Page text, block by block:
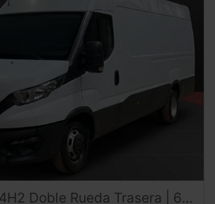
Doble Rueda Trasera | 66.000 km | Ocasión con Financiación desde 501€ al mes! Sin entrada